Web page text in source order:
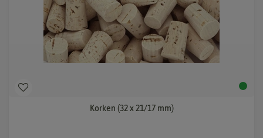
Korken (32 x 21/17 mm)